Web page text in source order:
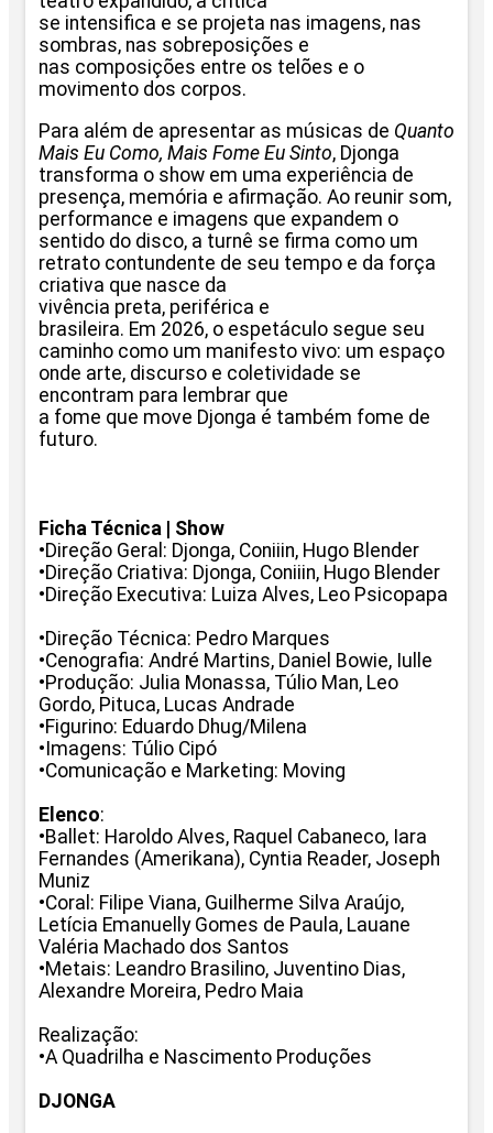
se intensiﬁca e se projeta nas imagens, nas
sombras, nas sobreposições e
nas composições entre os telões e o
movimento dos corpos.
Para além de apresentar as músicas de Quanto
Mais Eu Como, Mais Fome Eu Sinto, Djonga
transforma o show em uma experiência de
presença, memória e aﬁrmação. Ao reunir som,
performance e imagens que expandem o
sentido do disco, a turnê se ﬁrma como um
retrato contundente de seu tempo e da força
criativa que nasce da
vivência preta, periférica e
brasileira. Em 2026, o espetáculo segue seu
caminho como um manifesto vivo: um espaço
onde arte, discurso e coletividade se
encontram para lembrar que
a fome que move Djonga é também fome de
futuro.
Ficha Técnica | Show
•Direção Geral: Djonga, Coniiin, Hugo Blender
•Direção Criativa: Djonga, Coniiin, Hugo Blender
•Direção Executiva: Luiza Alves, Leo Psicopapa
•Direção Técnica: Pedro Marques
•Cenograﬁa: André Martins, Daniel Bowie, Iulle
•Produção: Julia Monassa, Túlio Man, Leo
Gordo, Pituca, Lucas Andrade
•Figurino: Eduardo Dhug/Milena
•Imagens: Túlio Cipó
•Comunicação e Marketing: Moving
Elenco:
•Ballet: Haroldo Alves, Raquel Cabaneco, Iara
Fernandes (Amerikana), Cyntia Reader, Joseph
Muniz
•Coral: Filipe Viana, Guilherme Silva Araújo,
Letícia Emanuelly Gomes de Paula, Lauane
Valéria Machado dos Santos
•Metais: Leandro Brasilino, Juventino Dias,
Alexandre Moreira, Pedro Maia
Realização:
•A Quadrilha e Nascimento Produções
DJONGA